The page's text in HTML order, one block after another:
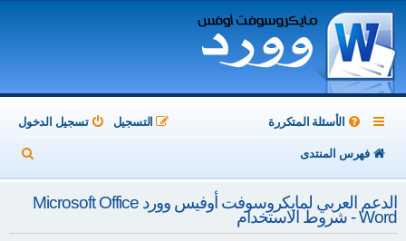
الأسئلة المتكررة تسجيل الدخول
التسجيل
فهرس المنتدى
ح
الدعم العربي لمايكروسوفت أوفيس وورد Microsoft Office
Word - شروط الاستخدام